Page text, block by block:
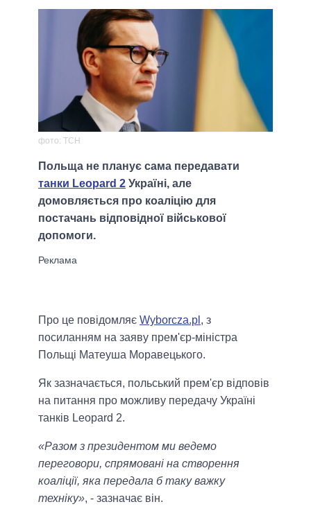
фото: ТСН
Польща не планує сама передавати
танки Leopard 2 Україні, але
домовляється про коаліцію для
постачань відповідної військової
допомоги.
Про це повідомляє Wyborcza.pl , з
посиланням на заяву прем'єр-міністра
Польщі Матеуша Моравецького.
Як зазначається, польський прем'єр відповів
на питання про можливу передачу Україні
танків Leopard 2.
«Разом з президентом ми ведемо
переговори, спрямовані на створення
коаліції, яка передала б таку важку
техніку», - зазначає він.